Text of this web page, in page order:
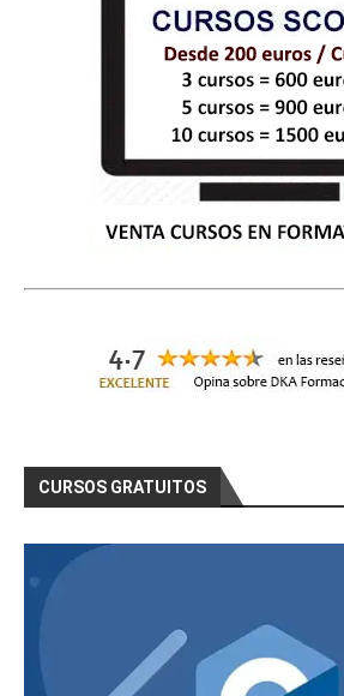
CURSOS GRATUITOS